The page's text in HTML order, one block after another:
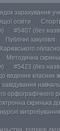
зарахування
освіти
#5407 (без
Публічні закупівлі
Харківського
Методична
#5423 (без
ведення класних
орфографічного
скринька
випробування